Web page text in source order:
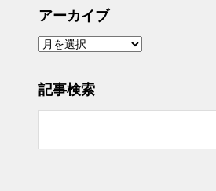
アーカイブ
ア
ー
ブ
記事検索